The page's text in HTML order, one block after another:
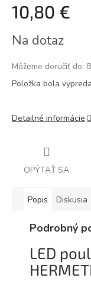
10,80 €
cena:
Na dotaz
Môžeme doručiť do:
Položka bola
Detailné informácie
OPÝTAŤ SA
Popis Diskusia
Podrobný
LED